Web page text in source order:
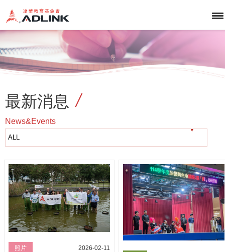
最新消息
News&Events
照片 2026-02-11